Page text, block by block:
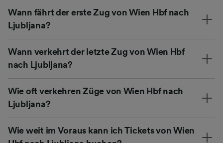
Wann fährt der erste Zug von Wien Hbf nach
Ljubljana?
Wann verkehrt der letzte Zug von Wien Hbf
nach Ljubljana?
Wie oft verkehren Züge von Wien Hbf nach
Ljubljana?
Wie weit im Voraus kann ich Tickets von Wien